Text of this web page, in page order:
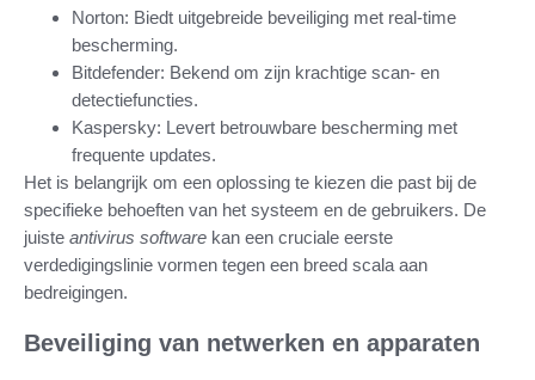
Norton: Biedt uitgebreide beveiliging met real-time
bescherming.
Bitdefender: Bekend om zijn krachtige scan- en
detectiefuncties.
Kaspersky: Levert betrouwbare bescherming met
frequente updates.
Het is belangrijk om een oplossing te kiezen die past bij de
specifieke behoeften van het systeem en de gebruikers. De
juiste antivirus software kan een cruciale eerste
verdedigingslinie vormen tegen een breed scala aan
bedreigingen.
Beveiliging van netwerken en apparaten